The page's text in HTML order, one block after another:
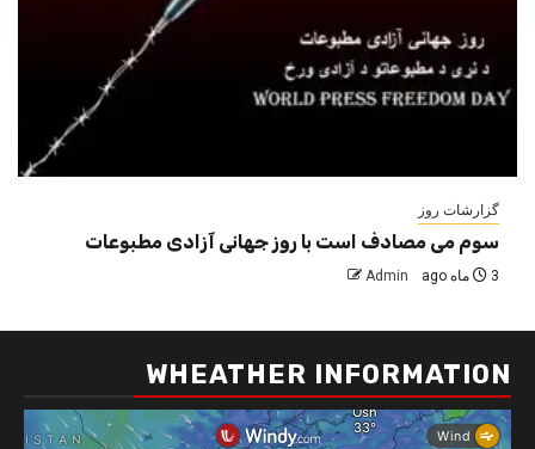
گزارشات روز
سوم می مصادف است با روز جهانی آزادی مطبوعات
3 ماه ago Admin
WHEATHER INFORMATION